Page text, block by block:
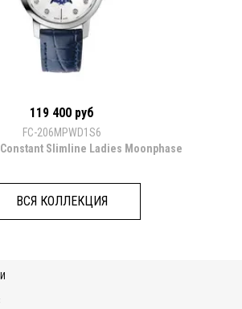
119 400 руб
FC-206MPWD1S6
Slimline Ladies Moonphase
ВСЯ КОЛЛЕКЦИЯ